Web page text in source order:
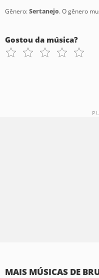
Gênero:Sertanejo. O gênero
Gostou da música?
MAIS MÚSICAS DE